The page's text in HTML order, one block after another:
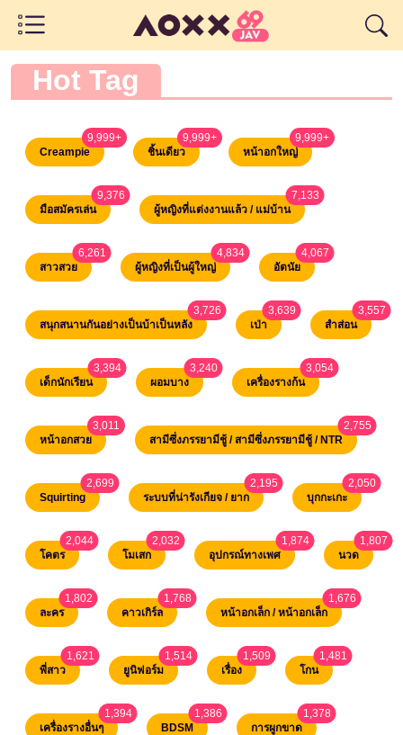
Hot Tag
Creampie
9,999+unread messages
ชิ้นเดียว
9,999+unread messages
หน้าอกใหญ่
9,999+unread messages
มือสมัครเล่น
9,376unread messages
ผู้หญิงที่แต่งงานแล้ว / แม่บ้าน
7,133unread messages
สาวสวย
6,261unread messages
ผู้หญิงที่เป็นผู้ใหญ่
4,834unread messages
อัตนัย
4,067unread messages
สนุกสนานกันอย่างเป็นบ้าเป็นหลัง
3,726unread messages
เป่า
3,639unread messages
สำส่อน
3,557
เด็กนักเรียน
3,394unread messages
ผอมบาง
3,240unread messages
เครื่องรางก้น
3,054unread
หน้าอกสวย
3,011unread messages
สามีซึ่งภรรยามีชู้ / สามีซึ่งภรรยามีชู้ / NTR
2,755unread
Squirting
2,699unread messages
ระบบที่น่ารังเกียจ / ยาก
2,195unread messages
บุกกะเกะ
2,050unread
โคตร
2,044unread messages
โมเสก
2,032unread messages
อุปกรณ์ทางเพศ
1,874
unread messages
นวด
1,807
ละคร
1,802unread messages
คาวเกิร์ล
1,768unread messages
หน้าอกเล็ก / หน้าอกเล็ก
1,676unread
พี่สาว
1,621unread messages
ยูนิฟอร์ม
1,514
unread messages
เรื่อง
1,509unread messages
โกน
1,481unread
เครื่องรางอื่นๆ
1,394
unread messages
BDSM
1,386unread messages
การผูกขาด
1,378unread messages